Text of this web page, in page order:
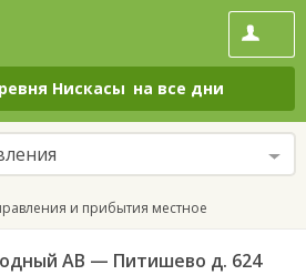
Нискасы на все дни
и прибытия местное
АВ — Питишево д. 624